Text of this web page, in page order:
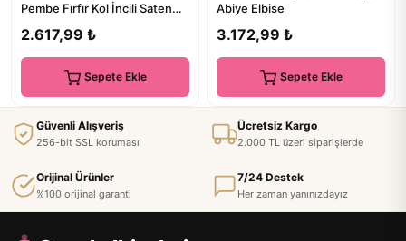
Pembe Fırfır Kol İncili Saten
2.617,99 ₺
Sepete Ekle
Abiye Elbise
3.172,99 ₺
Sepete Ekle
Güvenli Alışveriş
256-bit SSL koruması
Ücretsiz Kargo
2.000 TL üzeri siparişlerde
Orijinal Ürünler
%100 orijinal garanti
7/24 Destek
Her zaman yanınızdayız